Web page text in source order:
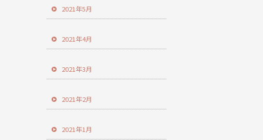
2021年5月
2021年4月
2021年3月
2021年2月
2021年1月